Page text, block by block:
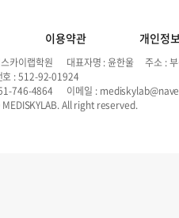
이용약관 개인정
스카이랩학원 대표자명 : 윤한울 주소 : 부
호 : 512-92-01924
746-4864 이메일 :
All right reserved.